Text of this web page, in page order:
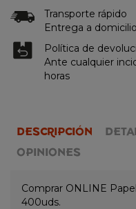
Transporte rápido
Entrega a
Política de
Ante cualquier
horas
DESCRIPCIÓN
OPINIONES
Comprar ONLINE
400uds.